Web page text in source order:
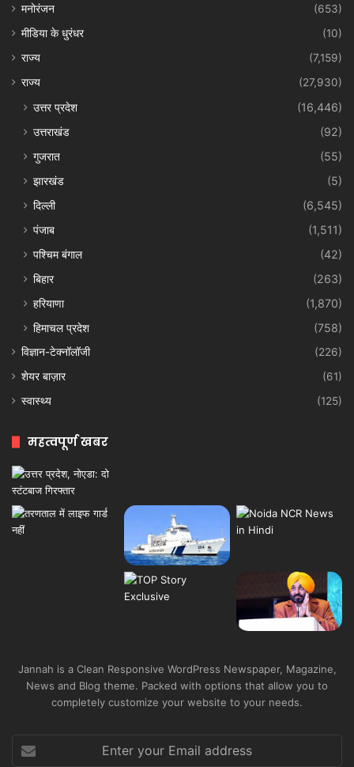
मनोरंजन
(653)
मीडिया के धुरंधर
(10)
राज्य
(7,159)
राज्य
(27,930)
उत्तर प्रदेश
(16,446)
उत्तराखंड
(92)
गुजरात
(55)
झारखंड
(5)
दिल्ली
(6,545)
पंजाब
(1,511)
पश्चिम बंगाल
(42)
बिहार
(263)
हरियाणा
(1,870)
हिमाचल प्रदेश
(758)
विज्ञान-टेक्नॉलॉजी
(226)
शेयर बाज़ार
(61)
स्वास्थ्य
(125)
महत्वपूर्ण खबर
Jannah is a Clean Responsive WordPress Newspaper, Magazine,
News and Blog theme. Packed with options that allow you to
completely customize your website to your needs.
your